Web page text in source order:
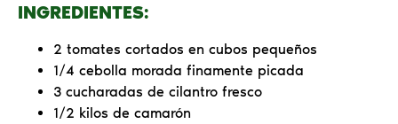
INGREDIENTES:
2 tomates cortados en cubos pequeños
1/4 cebolla morada finamente picada
3 cucharadas de cilantro fresco
1/2 kilos de camarón